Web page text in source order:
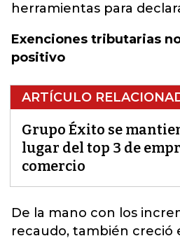
herramientas para
Exenciones tributarias
positivo
ARTÍCULO
Grupo Éxito se
lugar del top 3 de
comercio
De la mano con los
recaudo, también creció